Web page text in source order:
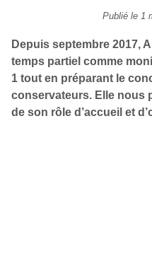
Publié le 1
Depuis septembre 2017,
temps partiel comme
1 tout en préparant le
conservateurs. Elle nous
de son rôle d’accueil et